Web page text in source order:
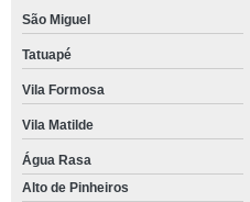
São Miguel
Tatuapé
Vila Formosa
Vila Matilde
Água Rasa
Alto de Pinheiros